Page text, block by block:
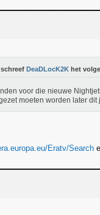
schreef DeaDLocK2K het
voor die nieuwe
moeten worden later dit
Eratv/Search